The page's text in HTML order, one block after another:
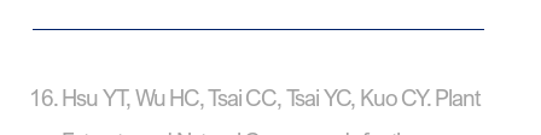
Hsu YT, Wu HC, Tsai CC, Tsai YC, Kuo CY. Plant